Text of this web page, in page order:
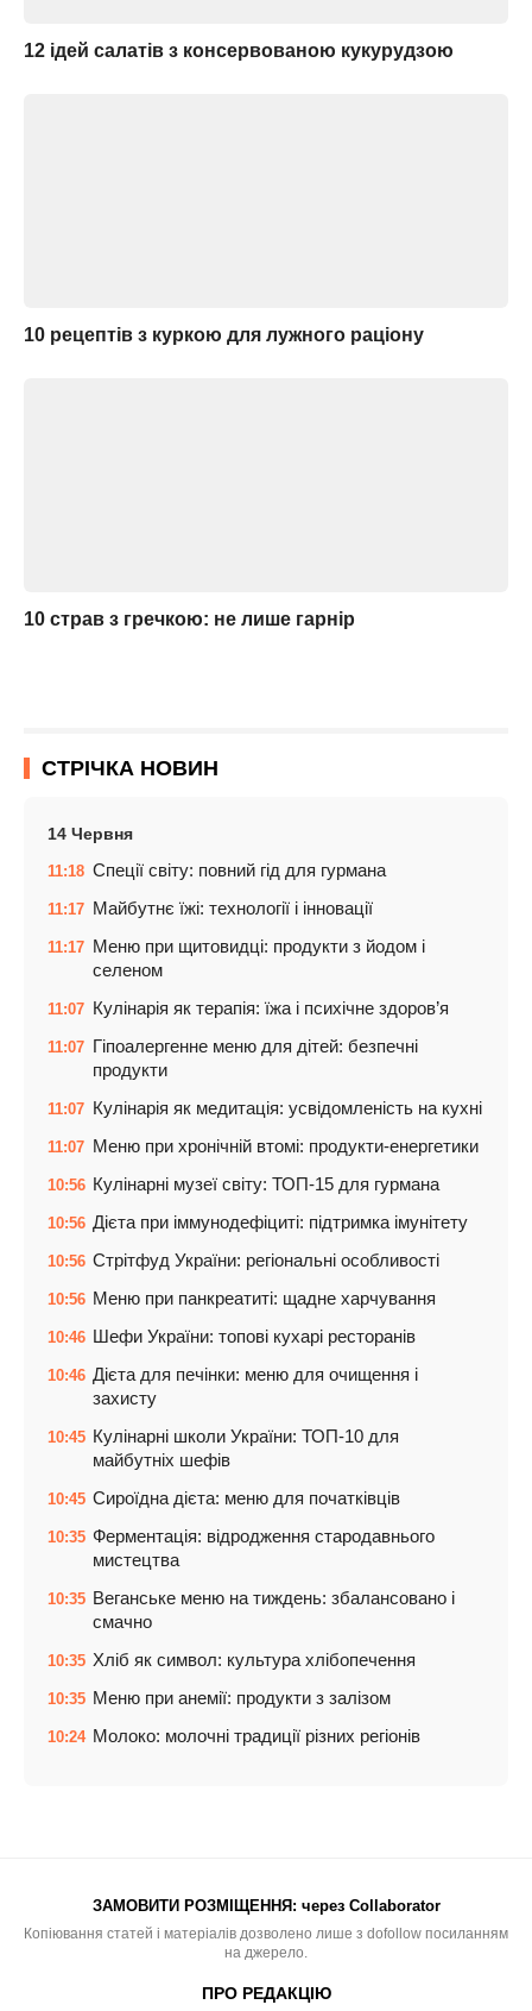
12 ідей салатів з консервованою кукурудзою
10 рецептів з куркою для лужного раціону
10 страв з гречкою: не лише гарнір
СТРІЧКА НОВИН
14 Червня
11:18 Спеції світу: повний гід для гурмана
11:17 Майбутнє їжі: технології і інновації
11:17 Меню при щитовидці: продукти з йодом і
селеном
11:07 Кулінарія як терапія: їжа і психічне здоров’я
11:07 Гіпоалергенне меню для дітей: безпечні
продукти
11:07 Кулінарія як медитація: усвідомленість на кухні
11:07 Меню при хронічній втомі: продукти-енергетики
10:56 Кулінарні музеї світу: ТОП-15 для гурмана
10:56 Дієта при іммунодефіциті: підтримка імунітету
10:56 Стрітфуд України: регіональні особливості
10:56 Меню при панкреатиті: щадне харчування
10:46 Шефи України: топові кухарі ресторанів
10:46 Дієта для печінки: меню для очищення і
захисту
10:45 Кулінарні школи України: ТОП-10 для
майбутніх шефів
10:45 Сироїдна дієта: меню для початківців
10:35 Ферментація: відродження стародавнього
мистецтва
10:35 Веганське меню на тиждень: збалансовано і
смачно
10:35 Хліб як символ: культура хлібопечення
10:35 Меню при анемії: продукти з залізом
10:24 Молоко: молочні традиції різних регіонів
ЗАМОВИТИ РОЗМІЩЕННЯ: через Collaborator
Копіювання статей і матеріалів дозволено лише з dofollow посиланням
на джерело.
ПРО РЕДАКЦІЮ